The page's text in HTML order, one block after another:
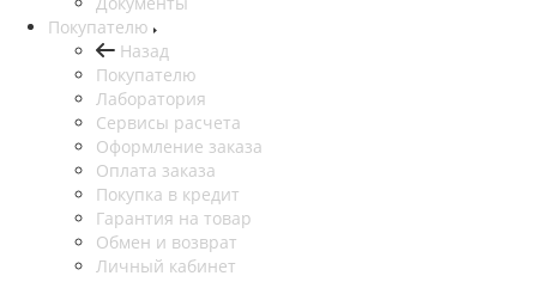
Покупателю
Назад
Покупателю
Лаборатория
Сервисы расчета
Оформление заказа
Оплата заказа
Покупка в кредит
Гарантия на товар
Обмен и возврат
Личный кабинет